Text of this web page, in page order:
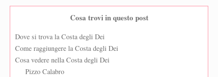
Cosa trovi in questo post
Dove si trova la Costa degli Dei
Come raggiungere la Costa degli Dei
Cosa vedere nella Costa degli Dei
Pizzo Calabro